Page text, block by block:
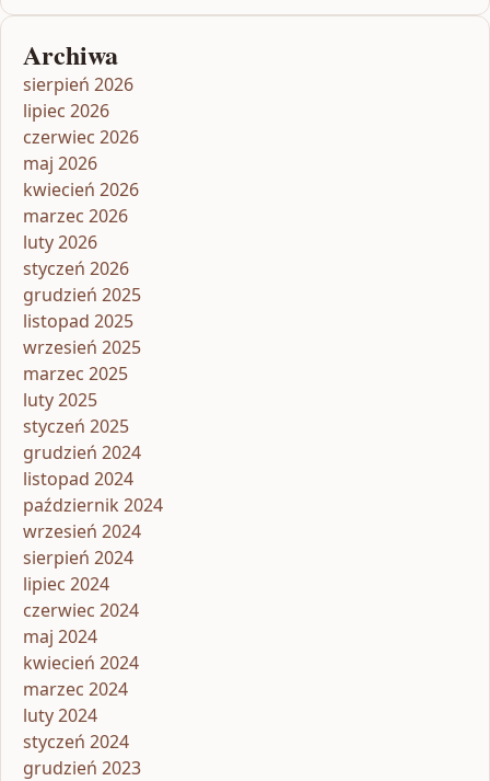
Archiwa
sierpień 2026
lipiec 2026
czerwiec 2026
maj 2026
kwiecień 2026
marzec 2026
luty 2026
styczeń 2026
grudzień 2025
listopad 2025
wrzesień 2025
marzec 2025
luty 2025
styczeń 2025
grudzień 2024
listopad 2024
październik 2024
wrzesień 2024
sierpień 2024
lipiec 2024
czerwiec 2024
maj 2024
kwiecień 2024
marzec 2024
luty 2024
styczeń 2024
grudzień 2023